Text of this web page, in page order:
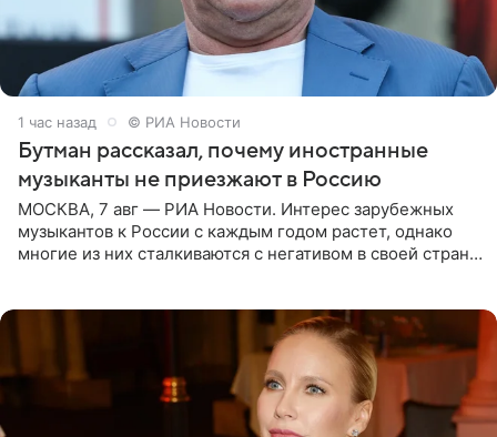
1 час назад © РИА Новости
Бутман рассказал, почему иностранные
музыканты не приезжают в Россию
МОСКВА, 7 авг — РИА Новости. Интерес зарубежных
музыкантов к России с каждым годом растет, однако
многие из них сталкиваются с негативом в своей стране